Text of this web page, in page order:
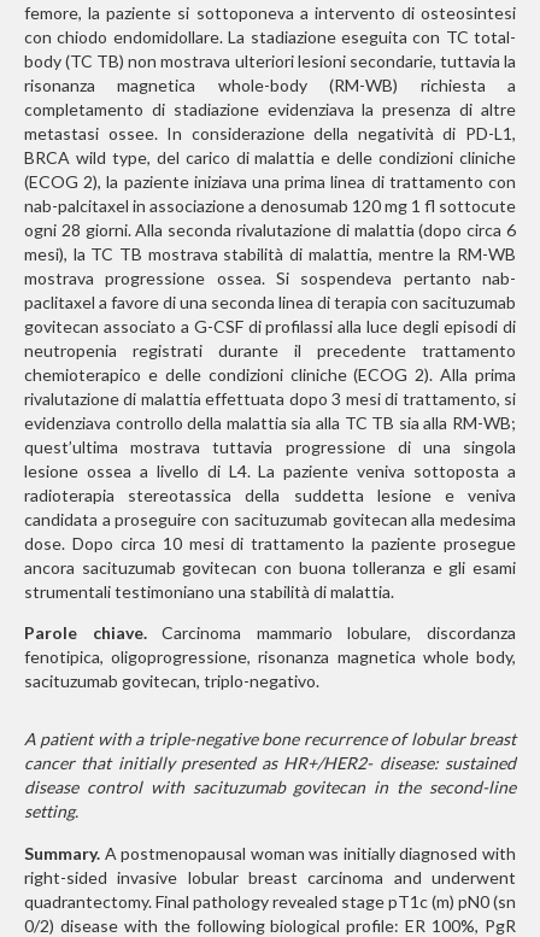
femore, la paziente si sottoponeva a intervento di osteosintesi
con chiodo endomidollare. La stadiazione eseguita con TC total-
body (TC TB) non mostrava ulteriori lesioni secondarie, tuttavia la
risonanza magnetica whole-body (RM-WB) richiesta a
completamento di stadiazione evidenziava la presenza di altre
metastasi ossee. In considerazione della negatività di PD-L1,
BRCA wild type, del carico di malattia e delle condizioni cliniche
(ECOG 2), la paziente iniziava una prima linea di trattamento con
nab-palcitaxel in associazione a denosumab 120 mg 1 fl sottocute
ogni 28 giorni. Alla seconda rivalutazione di malattia (dopo circa 6
mesi), la TC TB mostrava stabilità di malattia, mentre la RM-WB
mostrava progressione ossea. Si sospendeva pertanto nab-
paclitaxel a favore di una seconda linea di terapia con sacituzumab
govitecan associato a G-CSF di profilassi alla luce degli episodi di
neutropenia registrati durante il precedente trattamento
chemioterapico e delle condizioni cliniche (ECOG 2). Alla prima
rivalutazione di malattia effettuata dopo 3 mesi di trattamento, si
evidenziava controllo della malattia sia alla TC TB sia alla RM-WB;
quest’ultima mostrava tuttavia progressione di una singola
lesione ossea a livello di L4. La paziente veniva sottoposta a
radioterapia stereotassica della suddetta lesione e veniva
candidata a proseguire con sacituzumab govitecan alla medesima
dose. Dopo circa 10 mesi di trattamento la paziente prosegue
ancora sacituzumab govitecan con buona tolleranza e gli esami
strumentali testimoniano una stabilità di malattia.
Parole chiave.Carcinoma mammario lobulare, discordanza
fenotipica, oligoprogressione, risonanza magnetica whole body,
sacituzumab govitecan, triplo-negativo.
A patient with a triple-negative bone recurrence of lobular breast
cancer that initially presented as HR+/HER2- disease: sustained
disease control with sacituzumab govitecan in the second-line
setting.
Summary. A postmenopausal woman was initially diagnosed with
right-sided invasive lobular breast carcinoma and underwent
quadrantectomy. Final pathology revealed stage pT1c (m) pN0 (sn
0/2) disease with the following biological profile: ER 100%, PgR